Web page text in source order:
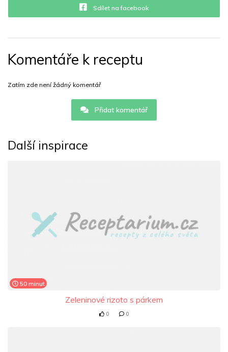
Sdílet na facebook
Komentáře k receptu
Zatím zde není žádný komentář
Přidat komentář
Další inspirace
50 minut
Zeleninové rizoto s párkem
0 0